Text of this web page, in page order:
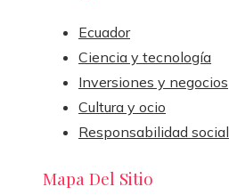
Ecuador
Ciencia y tecnología
Inversiones y negocios
Cultura y ocio
Responsabilidad social
Mapa Del Sitio